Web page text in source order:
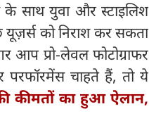
के साथ युवा और स्टाइलिश
को निराश कर सकता
प्रो-लेवल फोटोग्राफर
परफॉरमेंस चाहते हैं, तो ये
कीमतों का हुआ ऐलान,